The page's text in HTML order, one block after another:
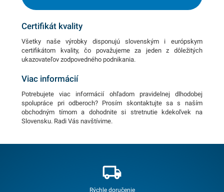
Certifikát kvality
Všetky naše výrobky disponujú slovenským i európskym
certifikátom kvality, čo považujeme za jeden z dôležitých
ukazovateľov zodpovedného podnikania.
Viac informácií
Potrebujete viac informácií ohľadom pravidelnej dlhodobej
spolupráce pri odberoch? Prosím skontaktujte sa s naším
obchodným tímom a dohodnite si stretnutie kdekoľvek na
Slovensku. Radi Vás navštívime.
Rýchle doručenie